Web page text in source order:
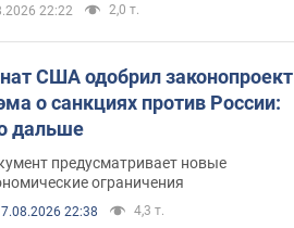
22:22 2,0 т.
США одобрил законопроект
о санкциях против России:
дальше
предусматривает новые
ограничения
7.08.2026 22:38 4,3 т.